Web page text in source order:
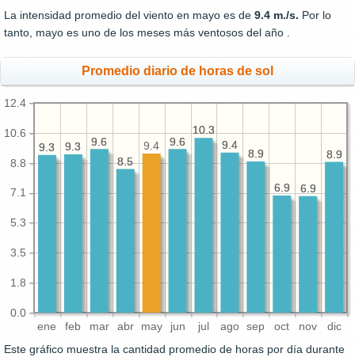
La intensidad promedio del viento en mayo es de 9.4 m./s. Por lo
tanto, mayo es uno de los meses más ventosos del año .
Promedio diario de horas de sol
ene feb mar abr may jun jul ago sep oct nov dic
0.0
1.8
3.5
5.3
7.1
8.8
10.6
12.4
8.9
6.9
6.9
8.9
9.4
10.3
9.6
8.5
9.6
9.3
9.3
8.9
6.9
6.9
8.9
9.4
10.3
9.6
9.4
8.5
9.6
9.3
9.3
Este gráfico muestra la cantidad promedio de horas por día durante